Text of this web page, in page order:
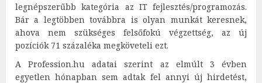
legnépszerűbb kategória az IT fejlesztés/programozás.
Bár a legtöbben továbbra is olyan munkát keresnek,
ahova nem szükséges felsőfokú végzettség, az új
pozíciók 71 százaléka megköveteli ezt.
A Profession.hu adatai szerint az elmúlt 3 évben
egyetlen hónapban sem adtak fel annyi új hirdetést,